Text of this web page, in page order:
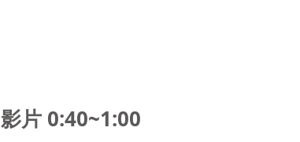
影片 0:40~1:00